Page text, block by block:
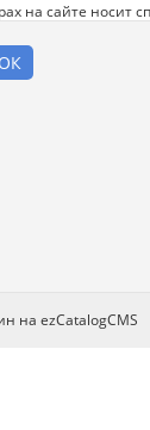
на сайте носит
на ezCatalogCMS